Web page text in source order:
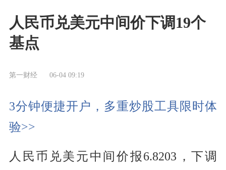
人民币兑美元中间价下调19个
基点
第一财经 06-04 09:19
3分钟便捷开户，多重炒股工具限时体
验>>
人民币兑美元中间价报6.8203，下调